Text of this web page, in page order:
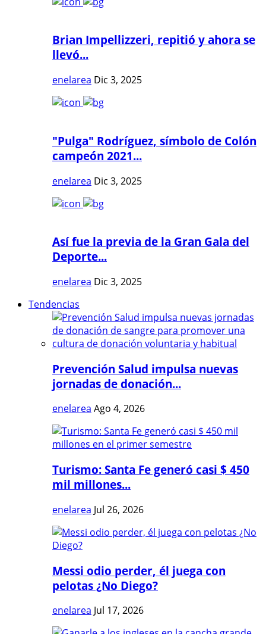
Brian Impellizzeri, repitió y ahora se
llevó...
enelarea Dic 3, 2025
"Pulga" Rodríguez, símbolo de Colón
campeón 2021...
enelarea Dic 3, 2025
Así fue la previa de la Gran Gala del
Deporte...
enelarea Dic 3, 2025
Tendencias
Prevención Salud impulsa nuevas
jornadas de donación...
enelarea Ago 4, 2026
Turismo: Santa Fe generó casi $ 450
mil millones...
enelarea Jul 26, 2026
Messi odio perder, él juega con
pelotas ¿No Diego?
enelarea Jul 17, 2026